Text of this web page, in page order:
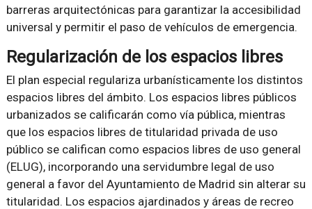
barreras arquitectónicas para garantizar la accesibilidad
universal y permitir el paso de vehículos de emergencia.
Regularización de los espacios libres
El plan especial regulariza urbanísticamente los distintos
espacios libres del ámbito. Los espacios libres públicos
urbanizados se calificarán como vía pública, mientras
que los espacios libres de titularidad privada de uso
público se califican como espacios libres de uso general
(ELUG), incorporando una servidumbre legal de uso
general a favor del Ayuntamiento de Madrid sin alterar su
titularidad. Los espacios ajardinados y áreas de recreo